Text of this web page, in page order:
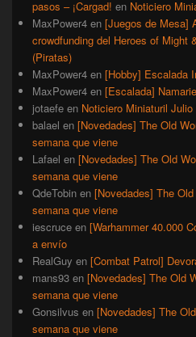
pasos – ¡Cargad! en Noticiero
MaxPower4 en [Juegos de Mesa]
crowdfunding del Heroes of Might
(Piratas)
MaxPower4 en [Hobby] Escalada
MaxPower4 en [Escalada]
jotaefe en Noticiero Miniaturil Julio
balael en [Novedades] The Old
semana que viene
Lafael en [Novedades] The Old
semana que viene
QdeTobin en [Novedades] The
semana que viene
iescruce en [Warhammer 40.000
a envío
RealGuy en [Combat Patrol]
mans93 en [Novedades] The Old
semana que viene
Gonsilvus en [Novedades] The
semana que viene